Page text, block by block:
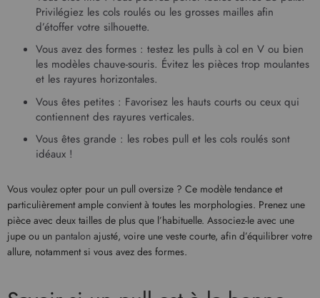
Privilégiez les cols roulés ou les grosses mailles afin
d’étoffer votre silhouette.
Vous avez des formes : testez les pulls à col en V ou bien
les modèles chauve-souris. Évitez les pièces trop moulantes
et les rayures horizontales.
Vous êtes petites : Favorisez les hauts courts ou ceux qui
contiennent des rayures verticales.
Vous êtes grande : les robes pull et les cols roulés sont
idéaux !
Vous voulez opter pour un pull oversize ? Ce modèle tendance et
particulièrement ample convient à toutes les morphologies. Prenez une
pièce avec deux tailles de plus que l’habituelle. Associez-le avec une
jupe ou un pantalon ajusté, voire une veste courte, afin d’équilibrer votre
allure, notamment si vous avez des formes.